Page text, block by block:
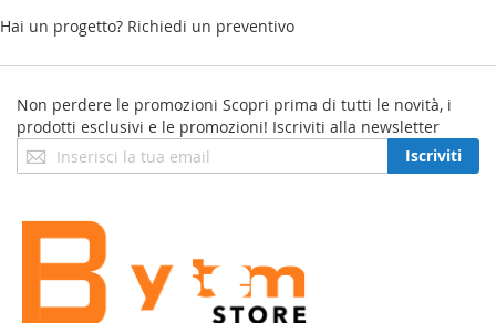
Hai un progetto? Richiedi un preventivo
Non perdere le promozioni Scopri prima di tutti le novità, i
prodotti esclusivi e le promozioni! Iscriviti alla newsletter
Iscriviti
alla
Iscriviti